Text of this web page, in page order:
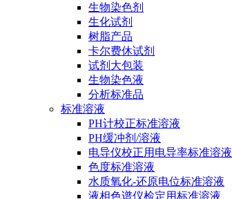
生物染色剂
生化试剂
树脂产品
卡尔费休试剂
试剂大包装
生物染色液
分析标准品
标准溶液
PH计校正标准溶液
PH缓冲剂/溶液
电导仪校正用电导率标准溶液
色度标准溶液
水质氧化-还原电位标准溶液
液相色谱仪检定用标准溶液